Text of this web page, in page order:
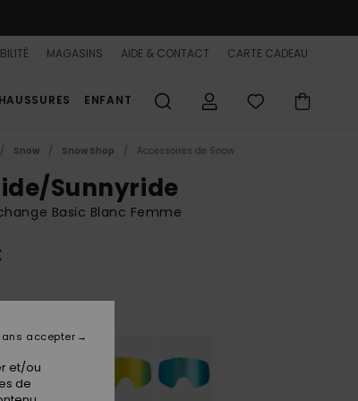
MAGASINS AIDE & CONTACT CARTE CADEAU
ENFANT
Snow Snow Shop Accessoires de Snow
Sunnyride
Basic Blanc Femme
et/ou
de
accepter